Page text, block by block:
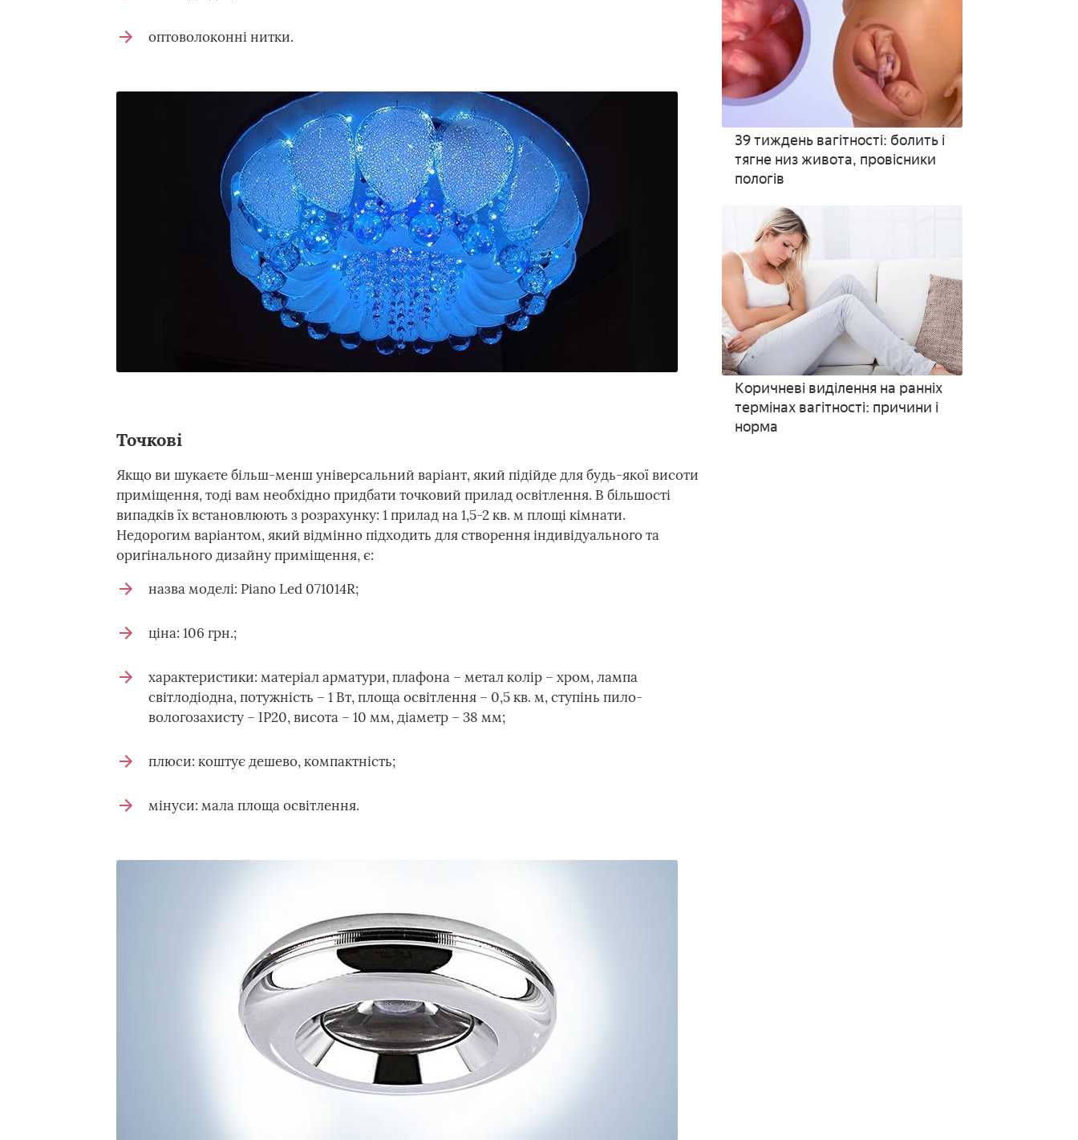
оптоволоконні нитки.
Точкові
Якщо ви шукаєте більш-менш універсальний варіант, який підійде для будь-якої висоти
приміщення, тоді вам необхідно придбати точковий прилад освітлення. В більшості
випадків їх встановлюють з розрахунку: 1 прилад на 1,5-2 кв. м площі кімнати.
Недорогим варіантом, який відмінно підходить для створення індивідуального та
оригінального дизайну приміщення, є:
назва моделі: Piano Led 071014R;
ціна: 106 грн.;
характеристики: матеріал арматури, плафона – метал колір – хром, лампа
світлодіодна, потужність – 1 Вт, площа освітлення – 0,5 кв. м, ступінь пило-
вологозахисту – IP20, висота – 10 мм, діаметр – 38 мм;
плюси: коштує дешево, компактність;
мінуси: мала площа освітлення.
39 тиждень вагітності: болить і
тягне низ живота, провісники
пологів
Коричневі виділення на ранніх
термінах вагітності: причини і
норма